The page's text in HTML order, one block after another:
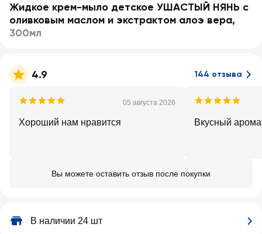
Жидкое крем-мыло детское УШАСТЫЙ НЯНЬ с
оливковым маслом и экстрактом алоэ вера,
300мл
4.9 144 отзыва
05 августа 2026
Хороший нам нравится Вкусный
Вы можете оставить отзыв после покупки
В наличии 24 шт